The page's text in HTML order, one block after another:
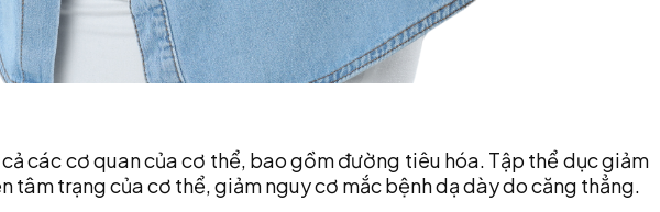
các cơ quan của cơ thể, bao gồm đường tiêu hóa. Tập thể dục giảm
trạng của cơ thể, giảm nguy cơ mắc bệnh dạ dày do căng thẳng.